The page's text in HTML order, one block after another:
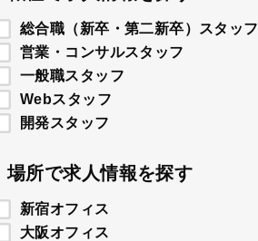
総合職（新卒・第二新卒）スタッフ
営業・コンサルスタッフ
一般職スタッフ
Webスタッフ
開発スタッフ
場所で求人情報を探す
新宿オフィス
大阪オフィス